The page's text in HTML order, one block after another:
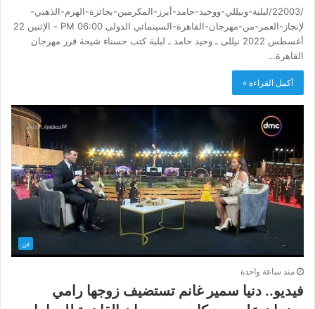
/22003/لبلبة-ونيللي-ووحيد-حامد-أبرز-المكرمين-بجائزة-الهرم-الذهبي-
لإنجاز-العمر-من-مهرجان-القاهرة-السينمائي الدولى 06:00 PM - الإثنين 22
أغسطس 2022 نيللى ـ وحيد حامد ـ لبلبة كتب حسناء شيحة قرر مهرجان
القاهرة…
أكمل القراءة »
فن
منذ ساعة واحدة
فيديو.. دنيا سمير غانم تستضيف زوجها رامي